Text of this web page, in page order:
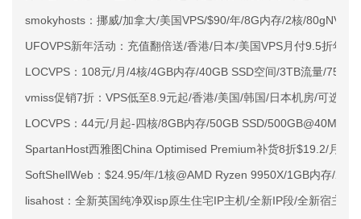
smokyhosts：挪威/加拿大/美国VPS/$90/年/8G内存/2核/
UFOVPS新年活动：充值翻倍送/香港/日本/美国VPS月付9.5折年
LOCVPS：108元/月/4核/4GB内存/40GB SSD空间/3TB流量/
vmiss促销7折：VPS低至8.9元起/香港/美国/韩国/日本机房/可选
LOCVPS：44元/月起-四核/8GB内存/50GB SSD/
SpartanHost西雅图China Optimised Premium补货8折$19.2/月起
SoftShellWeb：$24.95/年/1核@AMD Ryzen 9950X/1GB内存/
lisahost：全新英国纯净双isp原生住宅IP主机/全新IP段/全新宿主机